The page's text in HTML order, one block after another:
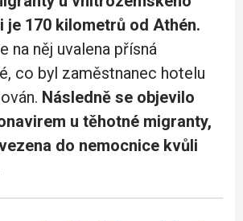
je 170 kilometrů od Athén.
na něj uvalena přísná
co byl zaměstnanec hotelu
Následně se objevilo
u těhotné migranty,
do nemocnice kvůli